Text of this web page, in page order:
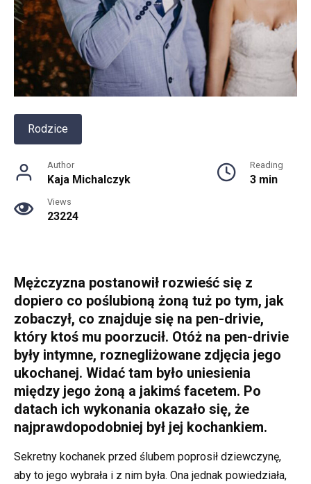
Rodzice
Author
Kaja Michalczyk
Reading
3 min
Views
23224
Mężczyzna postanowił rozwieść się z
dopiero co poślubioną żoną tuż po tym, jak
zobaczył, co znajduje się na pen-drivie,
który ktoś mu poorzucił. Otóż na pen-drivie
były intymne, roznegliżowane zdjęcia jego
ukochanej. Widać tam było uniesienia
między jego żoną a jakimś facetem. Po
datach ich wykonania okazało się, że
najprawdopodobniej był jej kochankiem.
Sekretny kochanek przed ślubem poprosił dziewczynę,
aby to jego wybrała i z nim była. Ona jednak powiedziała,